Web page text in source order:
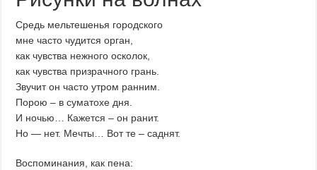
Средь мельтешенья городского
мне часто чудится орган,
как чувства нежного осколок,
как чувства призрачного грань.
Звучит он часто утром ранним.
Порою – в суматохе дня.
И ночью… Кажется – он ранит.
Но — нет. Мечты… Вот те – саднят.
Воспоминания, как пена: